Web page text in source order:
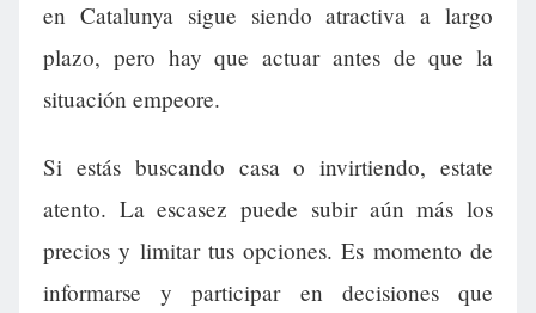
en Catalunya sigue siendo atractiva a largo
plazo, pero hay que actuar antes de que la
situación empeore.
Si estás buscando casa o invirtiendo, estate
atento. La escasez puede subir aún más los
precios y limitar tus opciones. Es momento de
informarse y participar en decisiones que